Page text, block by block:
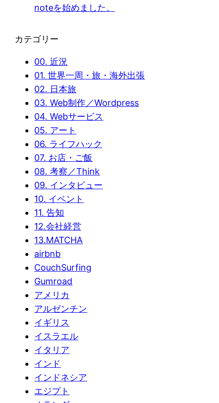
noteを始めました。
カテゴリー
00. 近況
01. 世界一周・旅・海外出張
02. 日本旅
03. Web制作／Wordpress
04. Webサービス
05. アート
06. ライフハック
07. お店・ご飯
08. 考察／Think
09. インタビュー
10. イベント
11. 告知
12.会社経営
13.MATCHA
airbnb
CouchSurfing
Gumroad
アメリカ
アルゼンチン
イギリス
イスラエル
イタリア
インド
インドネシア
エジプト